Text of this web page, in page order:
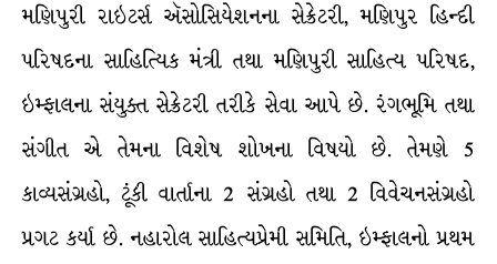
મણિપુરી રાઇટર્સ ઍસોસિયેશનના સેક્રેટરી, મણિપુર હિન્દી
પરિષદના સાહિત્યિક મંત્રી તથા મણિપુરી સાહિત્ય પરિષદ,
ઇમ્ફાલના સંયુક્ત સેક્રેટરી તરીકે સેવા આપે છે. રંગભૂમિ તથા
સંગીત એ તેમના વિશેષ શોખના વિષયો છે. તેમણે 5
કાવ્યસંગ્રહો, ટૂંકી વાર્તાના 2 સંગ્રહો તથા 2 વિવેચનસંગ્રહો
પ્રગટ કર્યા છે. નહારોલ સાહિત્યપ્રેમી સમિતિ, ઇમ્ફાલનો પ્રથમ